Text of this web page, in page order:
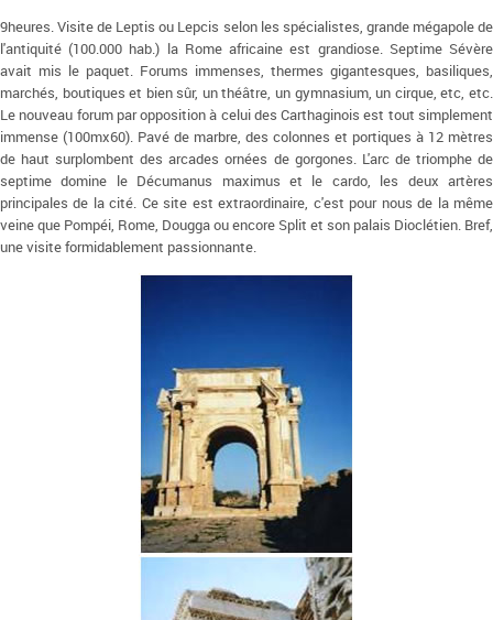
9heures. Visite de Leptis ou Lepcis selon les spécialistes, grande mégapole de
l'antiquité (100.000 hab.) la Rome africaine est grandiose. Septime Sévère
avait mis le paquet. Forums immenses, thermes gigantesques, basiliques,
marchés, boutiques et bien sûr, un théâtre, un gymnasium, un cirque, etc, etc.
Le nouveau forum par opposition à celui des Carthaginois est tout simplement
immense (100mx60). Pavé de marbre, des colonnes et portiques à 12 mètres
de haut surplombent des arcades ornées de gorgones. L'arc de triomphe de
septime domine le Décumanus maximus et le cardo, les deux artères
principales de la cité. Ce site est extraordinaire, c'est pour nous de la même
veine que Pompéi, Rome, Dougga ou encore Split et son palais Dioclétien. Bref,
une visite formidablement passionnante.